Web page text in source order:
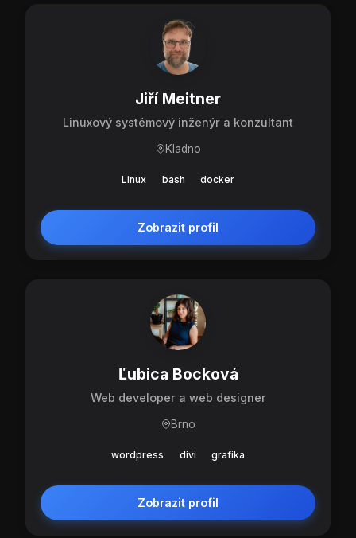
Jiří Meitner
Linuxový systémový inženýr a konzultant
Kladno
Linux bash docker
Zobrazit profil
Ľubica Bocková
Web developer a web designer
Brno
wordpress divi grafika
Zobrazit profil